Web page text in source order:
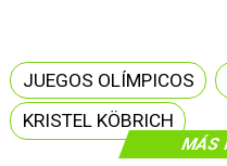
MÁS
JUEGOS OLÍMPICOS
KRISTEL KÖBRICH